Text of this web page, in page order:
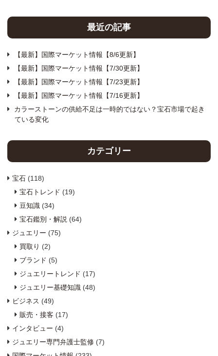
最近の記事
【最新】国際マーケット情報【8/6更新】
【最新】国際マーケット情報【7/30更新】
【最新】国際マーケット情報【7/23更新】
【最新】国際マーケット情報【7/16更新】
カラーストーンの供給不足は一時的ではない？宝石市場で起き
ている変化
カテゴリー
宝石 (118)
宝石トレンド (19)
豆知識 (34)
宝石鑑別・解説 (64)
ジュエリー (75)
買取り (2)
ブランド (5)
ジュエリートレンド (17)
ジュエリー基礎知識 (48)
ビジネス (49)
販売・接客 (17)
インタビュー (4)
ジュエリー専門弁護士監修 (7)